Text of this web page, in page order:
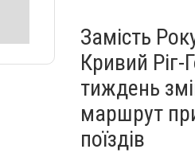
Замість
Кривий Ріг-
тиждень
маршрут
поїздів